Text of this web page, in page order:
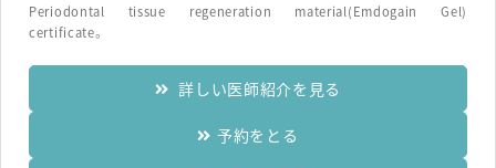
Periodontal tissue regeneration material(Emdogain Gel)
certificate。
詳しい医師紹介を見る
予約をとる